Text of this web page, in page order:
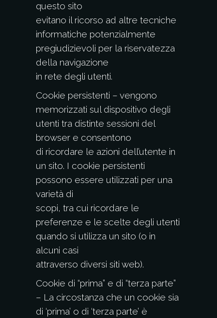
questo sito
evitano il ricorso ad altre tecniche
informatiche potenzialmente
pregiudizievoli per la riservatezza
della navigazione
in rete degli utenti.
Cookie persistenti – vengono
memorizzati sul dispositivo degli
utenti tra distinte sessioni del
browser e consentono
di ricordare le azioni dell’utente in
un sito. I cookie persistenti
possono essere utilizzati per una
varietà di
scopi, tra cui ricordare le
preferenze e le scelte degli utenti
quando si utilizza un sito (o in
alcuni casi
attraverso diversi siti web).
Cookie di “prima” e di “terza parte”
– La circostanza che un cookie sia
di ‘prima’ o di ‘terza parte’ è